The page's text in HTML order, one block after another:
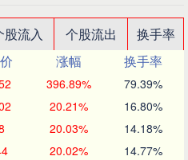
股流入 个股流出
换手率
涨幅
换手率
396.89% 79.39%
20.21% 16.80%
20.03% 14.18%
20.02% 14.77%